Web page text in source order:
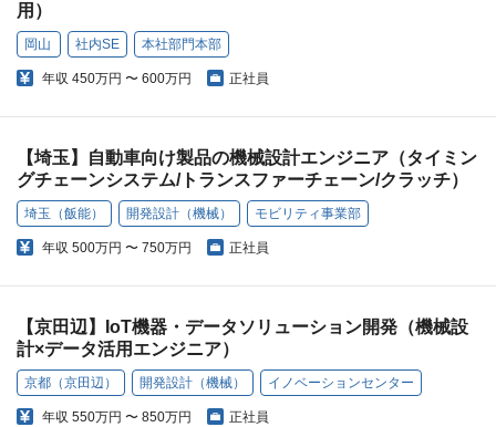
用）
岡山 社内SE 本社部門本部
年収 450万円 〜 600万円 正社員
【埼玉】自動車向け製品の機械設計エンジニア（タイミン
グチェーンシステム/トランスファーチェーン/クラッチ）
埼玉（飯能） 開発設計（機械） モビリティ事業部
年収 500万円 〜 750万円 正社員
【京田辺】IoT機器・データソリューション開発（機械設
計×データ活用エンジニア）
京都（京田辺） 開発設計（機械） イノベーションセンター
年収 550万円 〜 850万円 正社員